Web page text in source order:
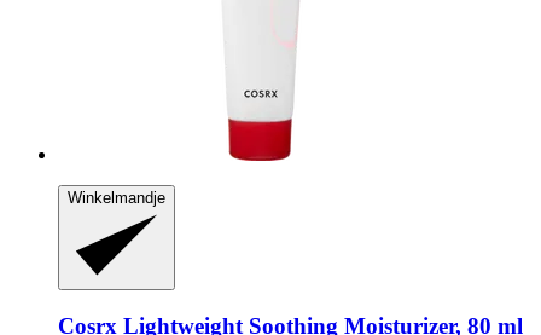
Winkelmandje
Cosrx Lightweight Soothing Moisturizer, 80 ml